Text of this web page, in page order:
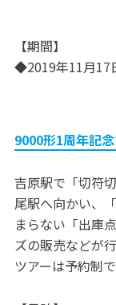
【期間】
◆2019年11月17
9000形1周年記
吉原駅で「切符
尾駅へ向かい、
まらない「出庫
ズの販売などが
ツアーは予約制